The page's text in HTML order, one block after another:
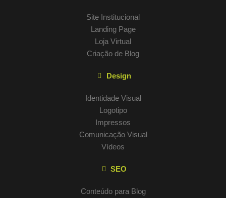
Site Institucional
Landing Page
Loja Virtual
Criação de Blog
Design
Identidade Visual
Logotipo
Impressos
Comunicação Visual
Vídeos
SEO
Conteúdo para Blog